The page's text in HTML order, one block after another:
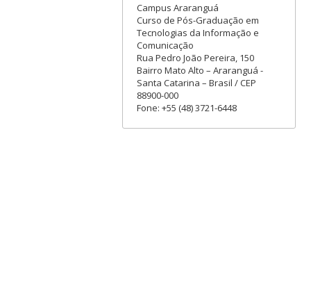
Campus Araranguá
Curso de Pós-Graduação em
Tecnologias da Informação e
Comunicação
Rua Pedro João Pereira, 150
Bairro Mato Alto – Araranguá -
Santa Catarina – Brasil / CEP
88900-000
Fone: +55 (48) 3721-6448